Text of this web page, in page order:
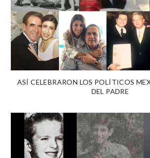
ASÍ CELEBRARON LOS POLÍTICOS
DEL PADRE